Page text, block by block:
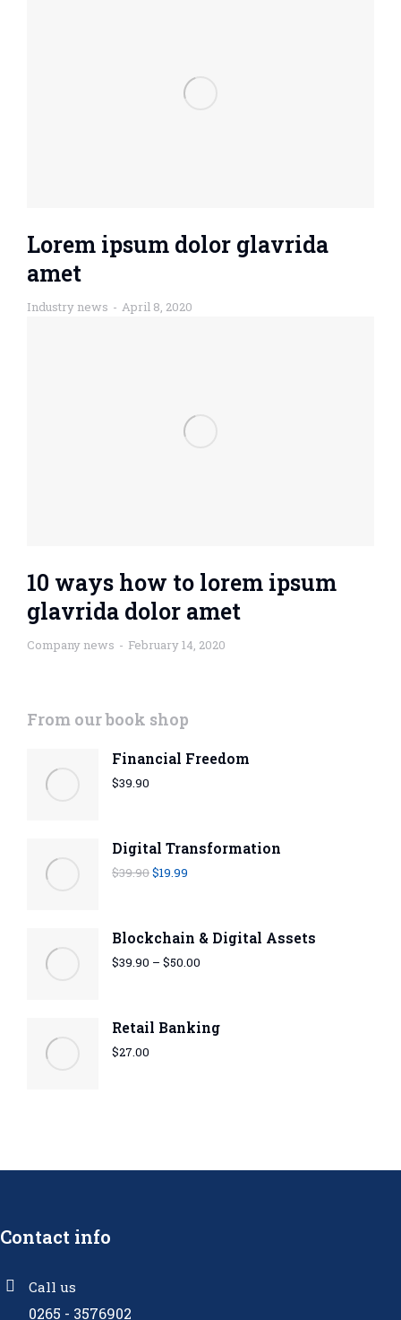
Lorem ipsum dolor glavrida
amet
Industry news April 8, 2020
10 ways how to lorem ipsum
glavrida dolor amet
Company news February 14, 2020
From our book shop
Financial Freedom
$39.90
Digital Transformation
$39.90$19.99
Blockchain & Digital Assets
$39.90 – $50.00
Retail Banking
$27.00
Contact info
Call us
0265 - 3576902